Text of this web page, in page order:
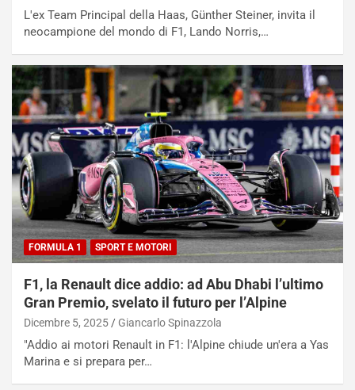
L'ex Team Principal della Haas, Günther Steiner, invita il
neocampione del mondo di F1, Lando Norris,…
FORMULA 1 SPORT E MOTORI
F1, la Renault dice addio: ad Abu Dhabi l’ultimo
Gran Premio, svelato il futuro per l’Alpine
Dicembre 5, 2025 Giancarlo Spinazzola
"Addio ai motori Renault in F1: l'Alpine chiude un'era a Yas
Marina e si prepara per…